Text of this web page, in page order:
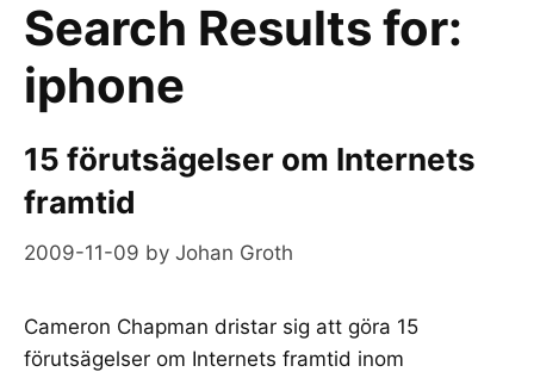
Search Results for:
iphone
15 förutsägelser om Internets
framtid
2009-11-09 by Johan Groth
Cameron Chapman dristar sig att göra 15
förutsägelser om Internets framtid inom